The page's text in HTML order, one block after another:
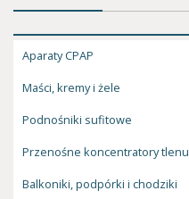
Aparaty CPAP
Maści, kremy i żele
Podnośniki sufitowe
Przenośne koncentratory tlenu
Balkoniki, podpórki i chodziki